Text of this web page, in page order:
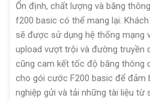
Ổn định, chất lượng và băng
f200 basic có thể mang lại.
sẽ được sử dụng hệ thống mạng
upload vượt trội và đường truyền
cũng cam kết tốc độ băng thông
cho gói cước F200 basic để đảm
nghiệp gửi và tải những tài liệu từ